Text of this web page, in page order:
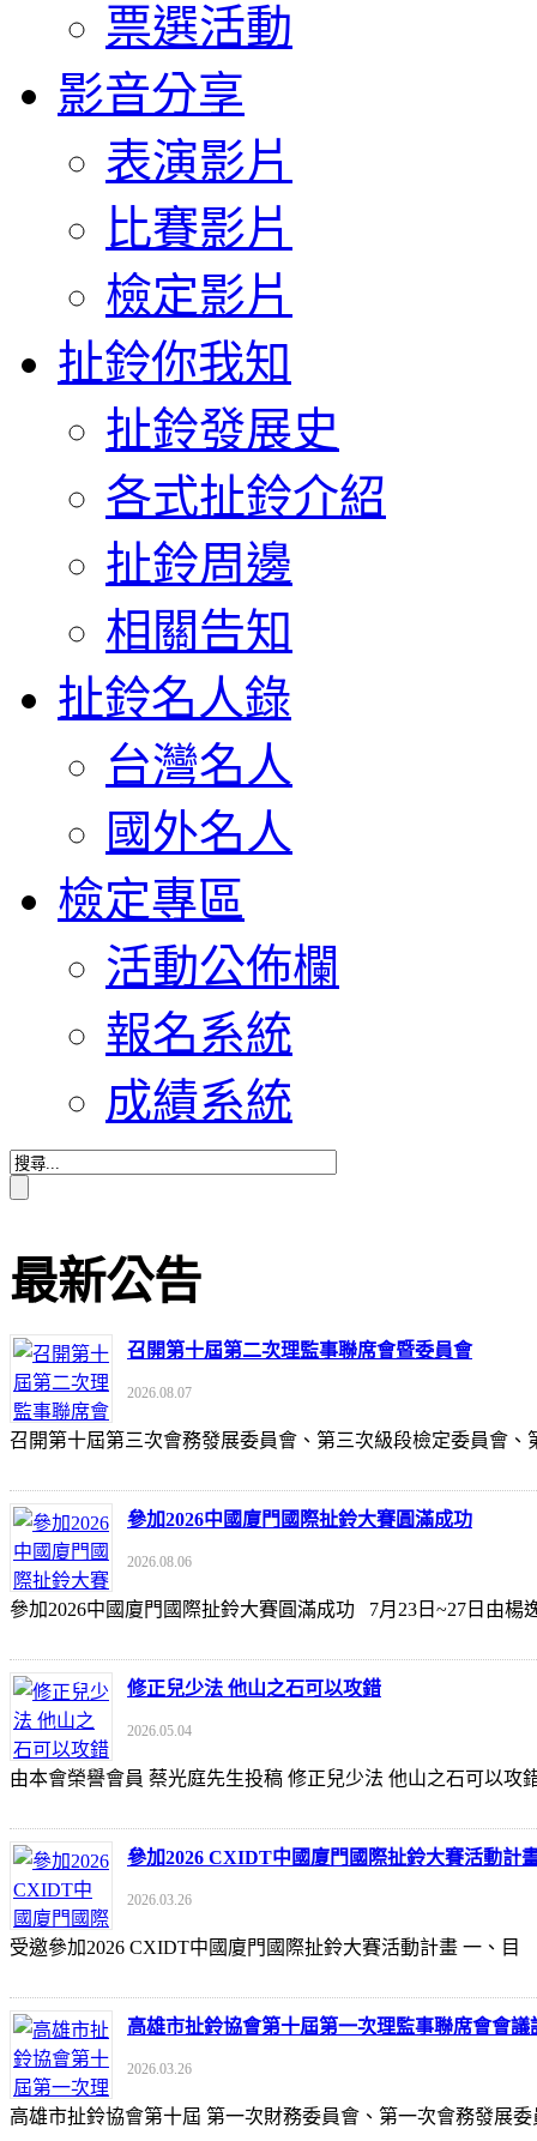
票選活動
影音分享
表演影片
比賽影片
檢定影片
扯鈴你我知
扯鈴發展史
各式扯鈴介紹
扯鈴周邊
相關告知
扯鈴名人錄
台灣名人
國外名人
檢定專區
活動公佈欄
報名系統
成績系統
最新公告
召開第十屆第二次理監事聯席會暨委員會
2026.08.07
召開第十屆第三次會務發展委員會、第三次級段檢定委員
參加2026中國廈門國際扯鈴大賽圓滿成功
2026.08.06
參加2026中國廈門國際扯鈴大賽圓滿成功 7月23日~27日由
修正兒少法 他山之石可以攻錯
2026.05.04
由本會榮譽會員 蔡光庭先生投稿 修正兒少法 他山之石可以攻
參加2026 CXIDT中國廈門國際扯鈴大賽活動計
2026.03.26
受邀參加2026 CXIDT中國廈門國際扯鈴大賽活動計畫 一、
高雄市扯鈴協會第十屆第一次理監事聯席會會議
2026.03.26
高雄市扯鈴協會第十屆 第一次財務委員會、第一次會務發展